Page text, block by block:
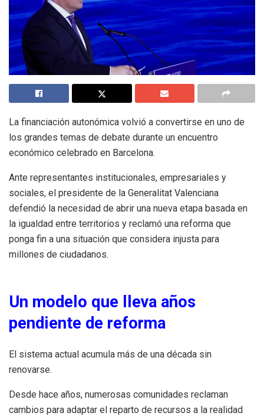
La financiación autonómica volvió a convertirse en uno de
los grandes temas de debate durante un encuentro
económico celebrado en Barcelona.
Ante representantes institucionales, empresariales y
sociales, el presidente de la Generalitat Valenciana
defendió la necesidad de abrir una nueva etapa basada en
la igualdad entre territorios y reclamó una reforma que
ponga fin a una situación que considera injusta para
millones de ciudadanos.
Un modelo que lleva años
pendiente de reforma
El sistema actual acumula más de una década sin
renovarse.
Desde hace años, numerosas comunidades reclaman
cambios para adaptar el reparto de recursos a la realidad